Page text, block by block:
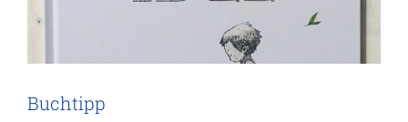
Buchtipp